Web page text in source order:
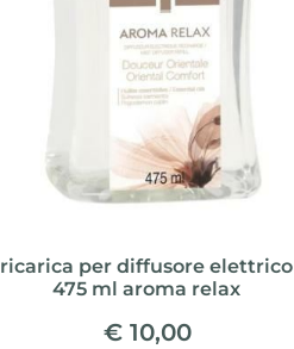
ricarica per diffusore elettrico
475 ml aroma relax
€ 10,00